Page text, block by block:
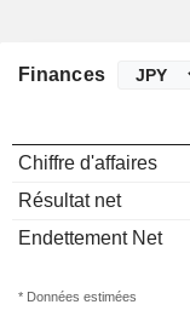
Finances
Chiffre d'affaires
Résultat net
Endettement Net
* Données estimées